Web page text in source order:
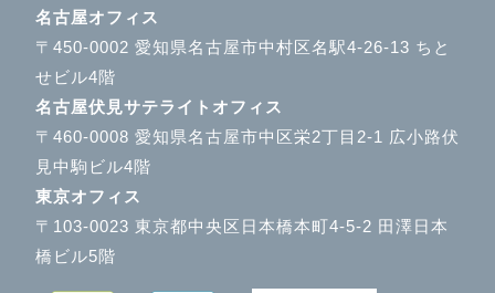
名古屋オフィス
〒450-0002 愛知県名古屋市中村区名駅4-26-13 ちと
せビル4階
名古屋伏見サテライトオフィス
〒460-0008 愛知県名古屋市中区栄2丁目2-1 広小路伏
見中駒ビル4階
東京オフィス
〒103-0023 東京都中央区日本橋本町4-5-2 田澤日本
橋ビル5階